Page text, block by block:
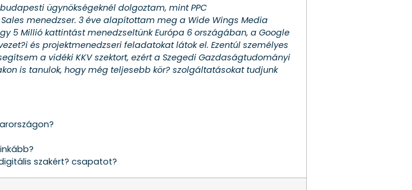
ügynökségeknél dolgoztam, mint PPC
menedzser. 3 éve alapítottam meg a Wide Wings Media
5 Millió kattintást menedzseltünk Európa 6 országában, a Google
és projektmenedzseri feladatokat látok el. Ezentúl személyes
a vidéki KKV szektort, ezért a Szegedi Gazdaságtudományi
is tanulok, hogy még teljesebb kör? szolgáltatásokat tudjunk
szakért? csapatot?